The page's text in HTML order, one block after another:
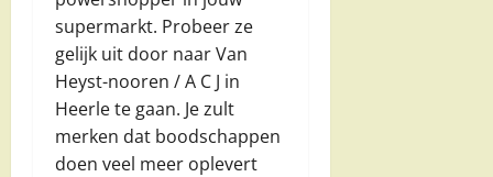
supermarkt. Probeer ze
gelijk uit door naar Van
Heyst-nooren / A C J in
Heerle te gaan. Je zult
merken dat boodschappen
doen veel meer oplevert